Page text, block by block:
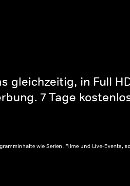
gleichzeitig, in Full
7 Tage
wie Serien, Filme und Live-Events,